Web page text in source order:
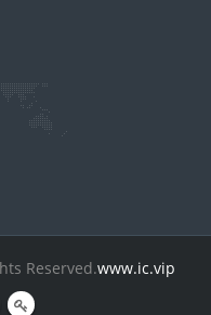
Reserved.www.ic.vip